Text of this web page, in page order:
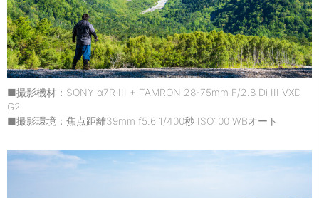
■撮影機材：SONY α7R III + TAMRON 28-75mm F/2.8 Di III VXD
G2
■撮影環境：焦点距離39mm f5.6 1/400秒 ISO100 WBオート